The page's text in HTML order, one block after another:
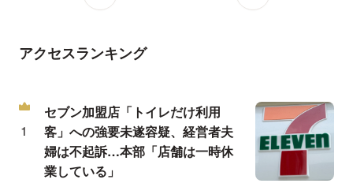
アクセスランキング
セブン加盟店「トイレだけ利用
客」への強要未遂容疑、経営者夫
婦は不起訴…本部「店舗は一時休
業している」